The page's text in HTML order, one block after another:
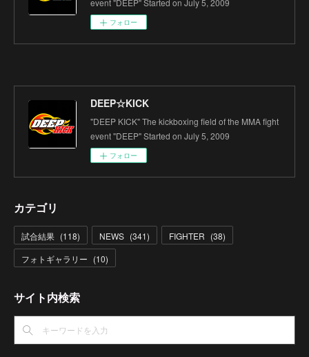
event "DEEP" Started on July 5, 2009
フォロー
DEEP☆KICK
"DEEP KICK" The kickboxing field of the MMA fight
event "DEEP" Started on July 5, 2009
フォロー
カテゴリ
試合結果 (118) NEWS (341) FIGHTER (38)
フォトギャラリー (10)
サイト内検索